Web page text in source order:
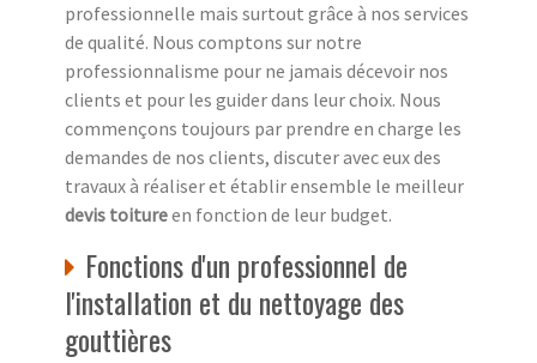
professionnelle mais surtout grâce à nos services
de qualité. Nous comptons sur notre
professionnalisme pour ne jamais décevoir nos
clients et pour les guider dans leur choix. Nous
commençons toujours par prendre en charge les
demandes de nos clients, discuter avec eux des
travaux à réaliser et établir ensemble le meilleur
devis toitureen fonction de leur budget.
Fonctions d'un professionnel de
l'installation et du nettoyage des
gouttières